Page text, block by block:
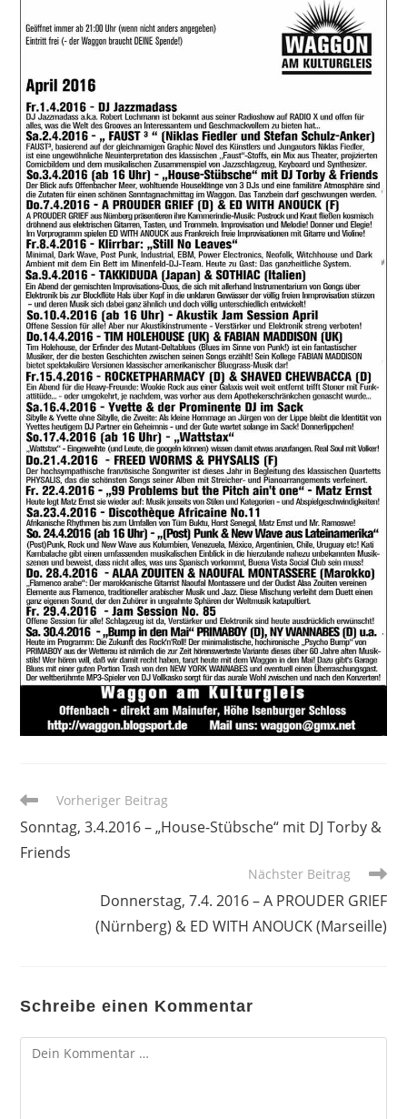
Weitere
ansehen
Vorheriger Beitrag
Sonntag, 3.4.2016 – „House-Stübsche“ mit DJ Torby &
Friends
Nächster Beitrag
Donnerstag, 7.4. 2016 – A PROUDER GRIEF
(Nürnberg) & ED WITH ANOUCK (Marseille)
Schreibe einen Kommentar
Kommentar